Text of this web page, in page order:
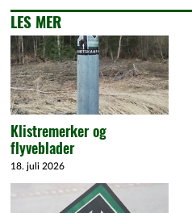
LES MER
Klistremerker og
flyveblader
18. juli 2026